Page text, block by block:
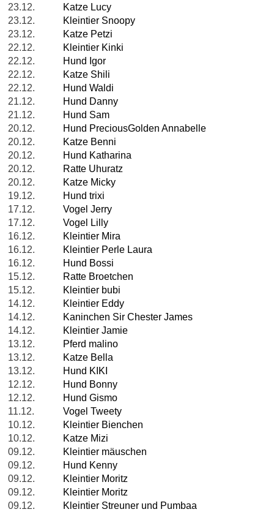
23.12.
Katze Lucy
23.12.
Kleintier Snoopy
23.12.
Katze Petzi
22.12.
Kleintier Kinki
22.12.
Hund Igor
22.12.
Katze Shili
22.12.
Hund Waldi
21.12.
Hund Danny
21.12.
Hund Sam
20.12.
Hund PreciousGolden Annabelle
20.12.
Katze Benni
20.12.
Hund Katharina
20.12.
Ratte Uhuratz
20.12.
Katze Micky
19.12.
Hund trixi
17.12.
Vogel Jerry
17.12.
Vogel Lilly
16.12.
Kleintier Mira
16.12.
Kleintier Perle Laura
16.12.
Hund Bossi
15.12.
Ratte Broetchen
15.12.
Kleintier bubi
14.12.
Kleintier Eddy
14.12.
Kaninchen Sir Chester James
14.12.
Kleintier Jamie
13.12.
Pferd malino
13.12.
Katze Bella
13.12.
Hund KIKI
12.12.
Hund Bonny
12.12.
Hund Gismo
11.12.
Vogel Tweety
10.12.
Kleintier Bienchen
10.12.
Katze Mizi
09.12.
Kleintier mäuschen
09.12.
Hund Kenny
09.12.
Kleintier Moritz
09.12.
Kleintier Moritz
09.12.
Kleintier Streuner und Pumbaa